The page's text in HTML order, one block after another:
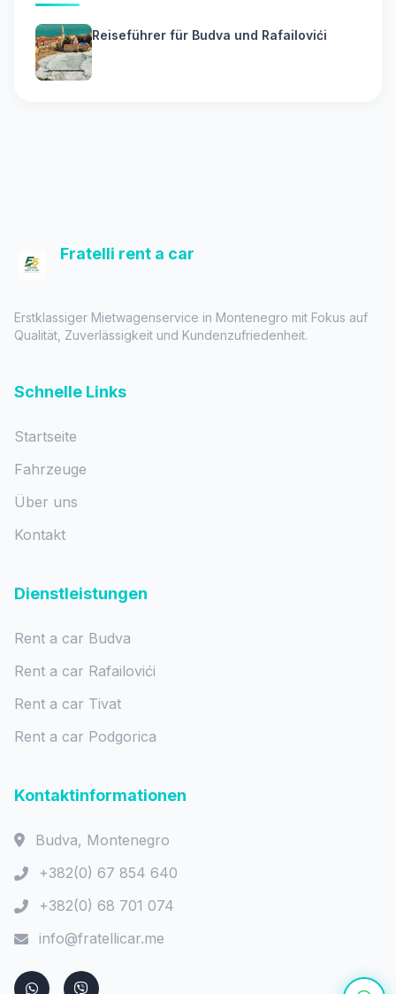
Reiseführer für Budva und Rafailovići
Fratelli rent a car
Erstklassiger Mietwagenservice in Montenegro mit Fokus auf
Qualität, Zuverlässigkeit und Kundenzufriedenheit.
Schnelle Links
Startseite
Fahrzeuge
Über uns
Kontakt
Dienstleistungen
Rent a car Budva
Rent a car Rafailovići
Rent a car Tivat
Rent a car Podgorica
Kontaktinformationen
Budva, Montenegro
+382(0) 67 854 640
+382(0) 68 701 074
info@fratellicar.me